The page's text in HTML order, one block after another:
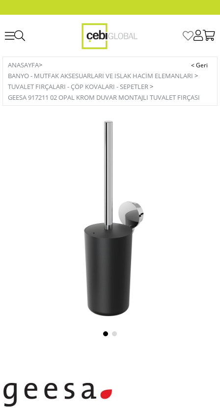
ANASAYFA>
BANYO - MUTFAK AKSESUARLARI VE ISLAK HACIM ELEMANLARI >
TUVALET FIRÇALARI - ÇÖP KOVALARI - SEPETLER>
GEESA 917211 02 OPAL KROM DUVAR MONTAJLI TUVALET FIRÇASI